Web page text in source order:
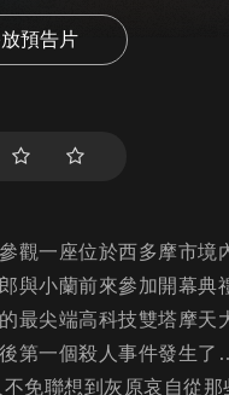
預告片
觀一座位於西多摩市
與小蘭前來參加開幕
最尖端高科技雙塔摩
第一個殺人事件發生
免聯想到灰原哀自從